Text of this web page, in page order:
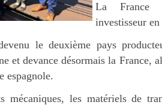
La France
investisseur
le deuxième pays
et devance désormais la France,
espagnole.
mécaniques, les matériels de